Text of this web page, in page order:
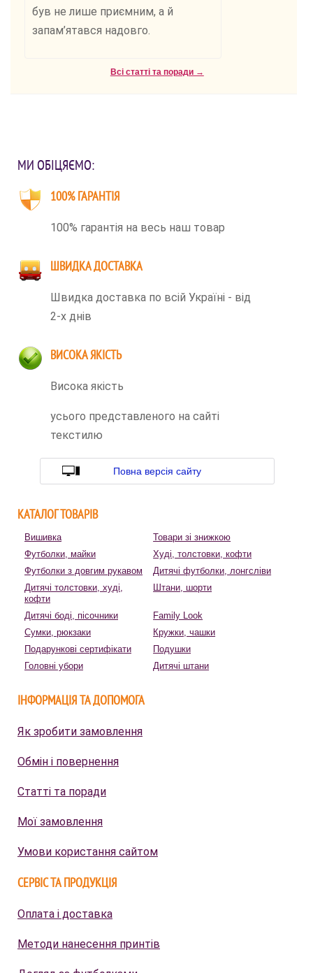
був не лише приємним, а й
запам’ятався надовго.
Всі статті та поради →
МИ ОБІЦЯЄМО:
100% ГАРАНТІЯ
100% гарантія на весь наш товар
ШВИДКА ДОСТАВКА
Швидка доставка по всій Україні - від
2-х днів
ВИСОКА ЯКІСТЬ
Висока якість
усього представленого на сайті
текстилю
Повна версія сайту
КАТАЛОГ ТОВАРІВ
Вишивка
Товари зі знижкою
Футболки, майки
Худі, толстовки, кофти
Футболки з довгим рукавом
Дитячі футболки, лонгсліви
Дитячі толстовки, худі,
кофти
Штани, шорти
Дитячі боді, пісочники
Family Look
Сумки, рюкзаки
Кружки, чашки
Подарункові сертифікати
Подушки
Головні убори
Дитячі штани
ІНФОРМАЦІЯ ТА ДОПОМОГА
Як зробити замовлення
Обмін і повернення
Статті та поради
Мої замовлення
Умови користання сайтом
СЕРВІС ТА ПРОДУКЦІЯ
Оплата і доставка
Методи нанесення принтів